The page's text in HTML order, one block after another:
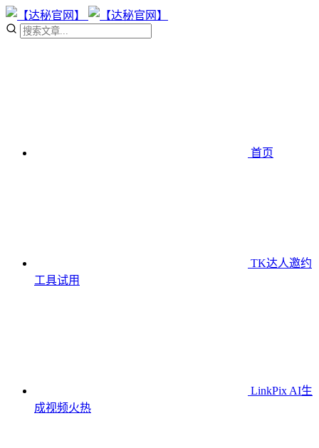
首页
TK达人邀约
工具试用
LinkPix AI生
成视频火热